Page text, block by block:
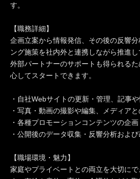
す。
【職務詳細】
企画立案から情報発信、その後の反響
ング施策を社内外と連携しながら推進
外部パートナーのサポートも得られる
心してスタートできます。
・自社Webサイトの更新・管理、記事
・写真・動画の撮影や編集、メディア
・各種プロモーションコンテンツの企
・公開後のデータ収集・反響分析およ
【職場環境・魅力】
家庭やプライベートとの両立を大切に